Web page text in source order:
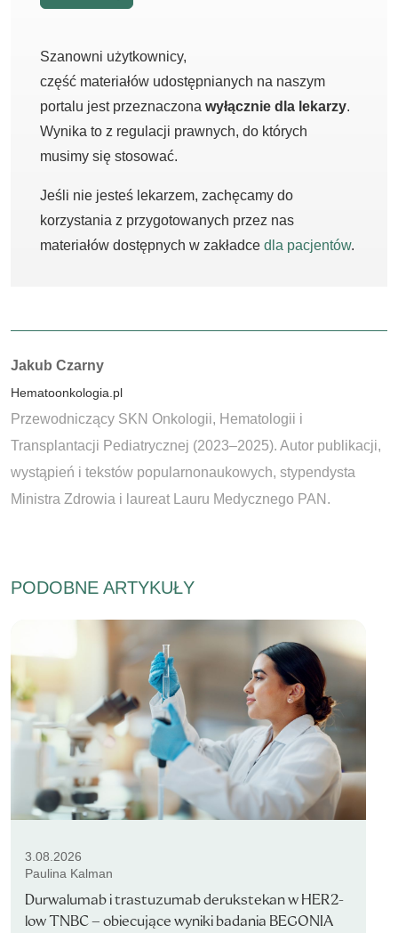
Szanowni użytkownicy,
część materiałów udostępnianych na naszym
portalu jest przeznaczona wyłącznie dla lekarzy.
Wynika to z regulacji prawnych, do których
musimy się stosować.
Jeśli nie jesteś lekarzem, zachęcamy do
korzystania z przygotowanych przez nas
materiałów dostępnych w zakładce dla pacjentów.
Autorzy:
Jakub Czarny
Hematoonkologia.pl
Przewodniczący SKN Onkologii, Hematologii i
Transplantacji Pediatrycznej (2023–2025). Autor publikacji,
wystąpień i tekstów popularnonaukowych, stypendysta
Ministra Zdrowia i laureat Lauru Medycznego PAN.
PODOBNE ARTYKUŁY
3.08.2026
Paulina Kalman
Durwalumab i trastuzumab derukstekan w HER2-
low TNBC – obiecujące wyniki badania BEGONIA